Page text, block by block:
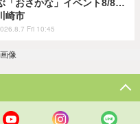
「おさかな」イベント8/8…
崎市
Fri 10:45
像